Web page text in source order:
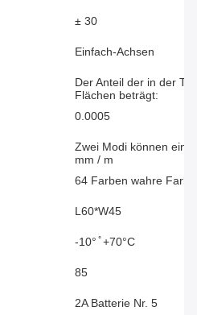
± 30
Einfach-Achsen
Der Anteil der in der
Flächen beträgt:
0.0005
Zwei Modi können
mm / m
64 Farben wahre
L60*W45
-10° ̊ +70°C
85
2A Batterie Nr. 5